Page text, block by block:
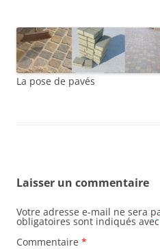
La pose de pavés
Laisser un commentaire
Votre adresse e-mail ne sera
obligatoires sont indiqués avec
Commentaire *